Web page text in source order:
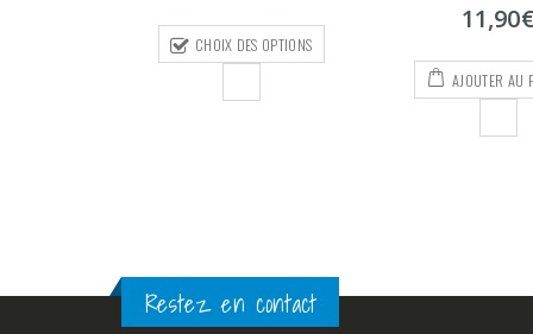
11,90€
5
Plomb
2,60€–
CHOIX DES
Restez en contact